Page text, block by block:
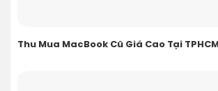
Thu Mua MacBook Cũ Giá Cao Tại TPHCM